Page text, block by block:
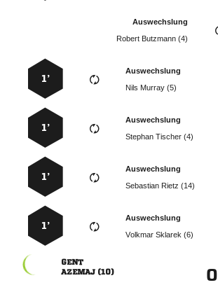
Auswechslung
  
Auswechslung
  
1’
Auswechslung
  
1’
Auswechslung
  
1’
Auswechslung
  
1’


 